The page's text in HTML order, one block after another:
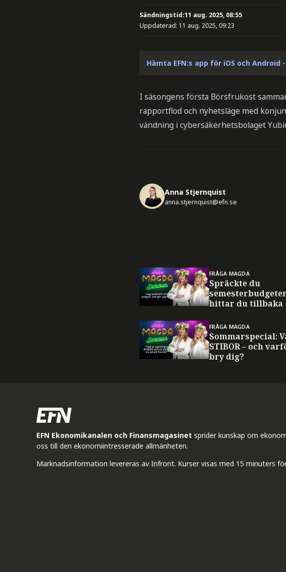
Sändningstid:11 aug. 2025, 08:55
Uppdaterad: 11 aug. 2025, 09:23
Hämta EFN:s app för iOS och Android
I säsongens första Börsfrukost
rapportflod och nyhetsläge med
vändning i cybersäkerhetsbolaget
Anna Stjernquist
anna.stjernquist@efn.se
FRÅGA MAGDA
Spräckte du
hittar du tillbaka
FRÅGA MAGDA
Sommarspecial:
STIBOR – och
bry dig?
EFN Ekonomikanalen och Finansmagasinet sprider kunskap om
oss till den ekonomiintresserade allmänheten.
Marknadsinformation levereras av Infront. Kurser visas med 15 minuters